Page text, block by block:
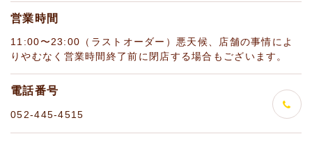
営業時間
11:00〜23:00（ラストオーダー）悪天候、店舗の事情によ
りやむなく営業時間終了前に閉店する場合もございます。
電話番号
052-445-4515